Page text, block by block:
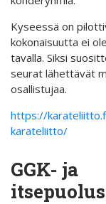
Kyseessä on
kokonaisuutta ei
tavalla. Siksi
seurat lähettävät
osallistujaa.
https://
karateliitto/
GGK- ja